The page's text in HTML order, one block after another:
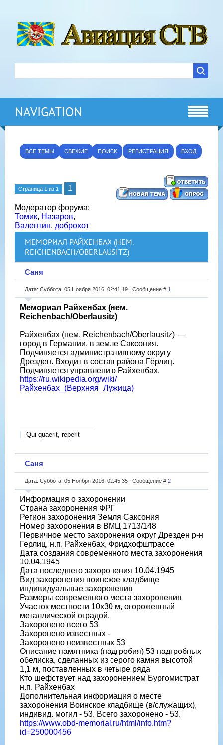
NAVIGATION
ВСЕ ТЕМЫ СВЕЖИЕ ПОИСК РЕГИСТРАЦИЯ ВХОД
Страница 1 из 1 1
Модератор форума:
Томик, Назаров,
Валентин, доброхот
МЕМОРИАЛ РАЙХЕНБАХ (НЕМ.
REICHENBACH/OBERLAUSITZ)
Саня
Дата: Суббота, 05 Ноября 2016, 02:41:19 | Сообщение # 1
Мемориал Райхенбах (нем.
Reichenbach/Oberlausitz)
Райхенбах (нем. Reichenbach/Oberlausitz) —
город в Германии, в земле Саксония.
Подчиняется административному округу
Дрезден. Входит в состав района Гёрлиц.
Подчиняется управлению Райхенбах.
https://ru.wikipedia.org/wiki/
Райхенбах_(Верхняя_Лужица)
Qui quaerit, reperit
Саня
Дата: Суббота, 05 Ноября 2016, 02:45:35 | Сообщение # 2
Информация о захоронении
Страна захоронения ФРГ
Регион захоронения Земля Саксония
Номер захоронения в ВМЦ 1713/148
Первичное место захоронения округ Дрезден р-н
Герлиц, н.п. Райхенбах, Фридхофштрассе
Дата создания современного места захоронения
10.04.1945
Дата последнего захоронения 10.04.1945
Вид захоронения воинское кладбище
индивидуальные захоронения
Размеры современного места захоронения
Участок местности 10х30 м, огороженный
металлической оградой.
Захоронено всего 53
Захоронено известных -
Захоронено неизвестных 53
Описание памятника (надгробия) 53 надгробных
обелиска, сделанных из серого камня высотой
1,1 м, поставленных в четыре ряда
Кто шефствует над захоронением Бургомистрат
н.п. Райхенбах
Дополнительная информация о месте
захоронения Воинское кладбище (в/служащих),
индивид. могил - 53. Всего захоронено - 53.
https://www.obd-memorial.ru/html/info.htm?
id=250000456